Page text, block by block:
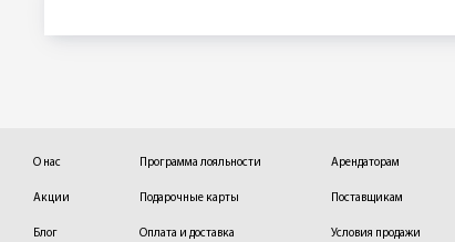
О нас
Акции
Блог
Программа лояльности
Подарочные карты
Оплата и доставка
Арендаторам
Поставщикам
Условия продажи